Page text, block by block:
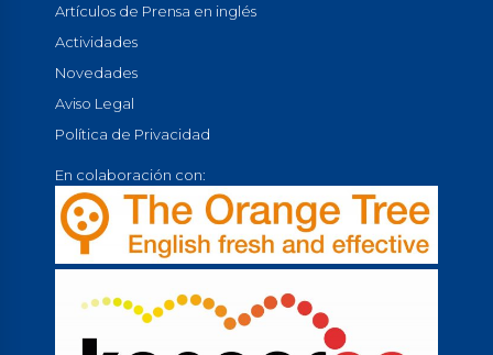
Artículos de Prensa en inglés
Actividades
Novedades
Aviso Legal
Política de Privacidad
En colaboración con: